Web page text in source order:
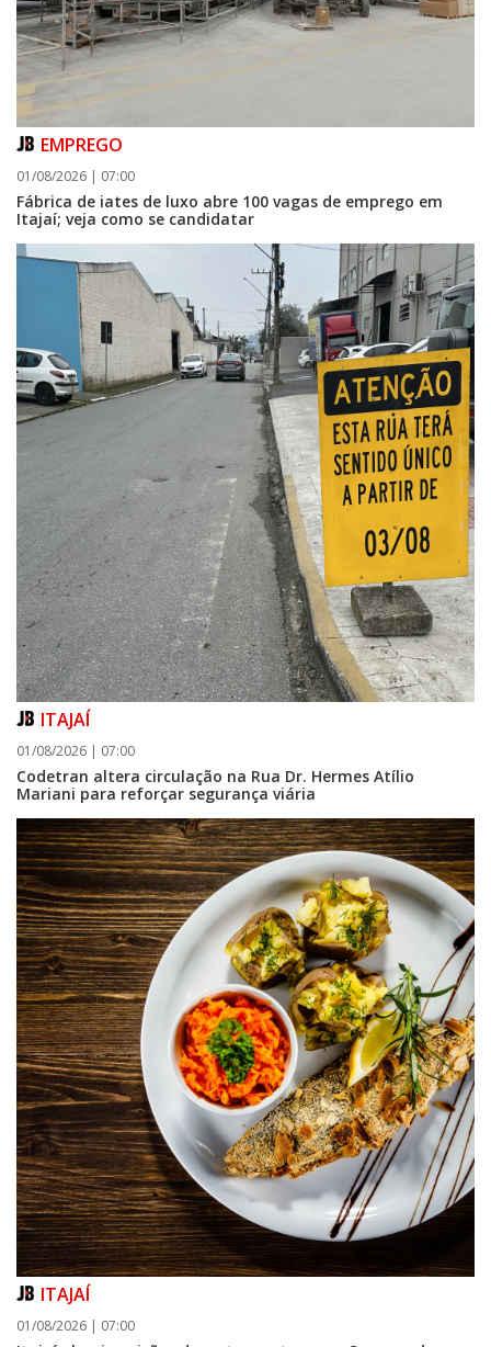
EMPREGO
01/08/2026 | 07:00
Fábrica de iates de luxo abre 100 vagas de emprego em
Itajaí; veja como se candidatar
ITAJAÍ
01/08/2026 | 07:00
Codetran altera circulação na Rua Dr. Hermes Atílio
Mariani para reforçar segurança viária
ITAJAÍ
01/08/2026 | 07:00